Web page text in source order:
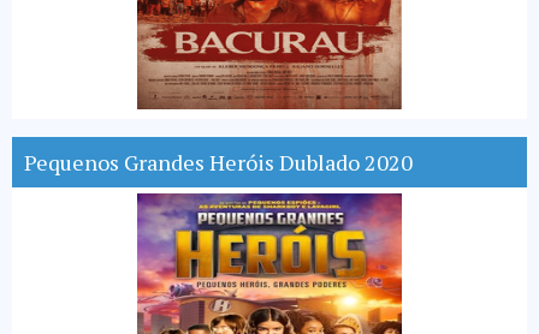
Pequenos Grandes Heróis Dublado 2020